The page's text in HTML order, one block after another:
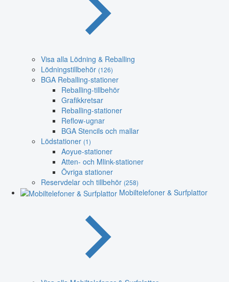
Visa alla Lödning & Reballing
Lödningstillbehör (126)
BGA Reballing-stationer
Reballing-tillbehör
Grafikkretsar
Reballing-stationer
Reflow-ugnar
BGA Stencils och mallar
Lödstationer (1)
Aoyue-stationer
Atten- och Mlink-stationer
Övriga stationer
Reservdelar och tillbehör (258)
Mobiltelefoner & Surfplattor